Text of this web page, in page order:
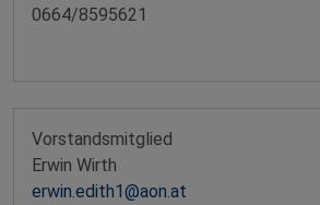
0664/8595621
Vorstandsmitglied
Erwin Wirth
erwin.edith1@aon.at